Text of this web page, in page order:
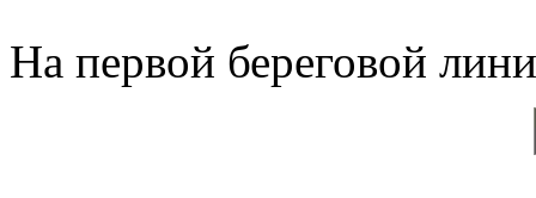
На первой береговой